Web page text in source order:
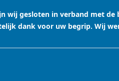
wij gesloten in verband met
dank voor uw begrip. Wij